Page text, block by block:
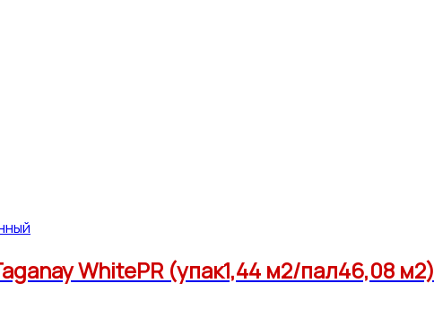
WhitePR (упак1,44 м2/пал46,08 м2)